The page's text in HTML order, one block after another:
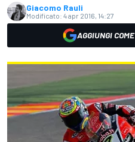
Giacomo Rauli
Modificato: 4 apr 2016, 14:27
AGGIUNGI